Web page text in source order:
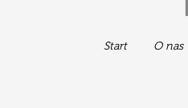
Start O nas